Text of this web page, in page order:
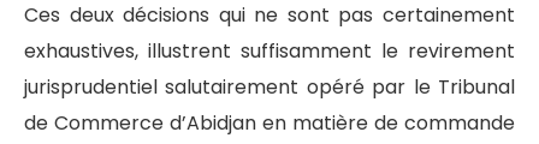
Ces deux décisions qui ne sont pas certainement
exhaustives, illustrent suffisamment le revirement
jurisprudentiel salutairement opéré par le Tribunal
de Commerce d’Abidjan en matière de commande